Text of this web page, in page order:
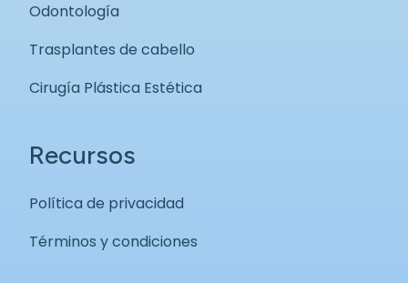
Odontología
Trasplantes de cabello
Cirugía Plástica Estética
Recursos
Política de privacidad
Términos y condiciones